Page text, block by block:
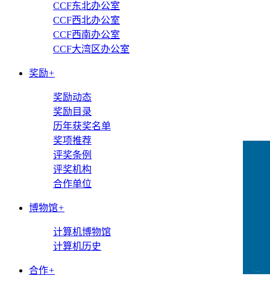
CCF东北办公室
CCF西北办公室
CCF西南办公室
CCF大湾区办公室
奖励+
奖励动态
奖励目录
历年获奖名单
奖项推荐
评奖条例
评奖机构
合作单位
博物馆+
计算机博物馆
计算机历史
合作+